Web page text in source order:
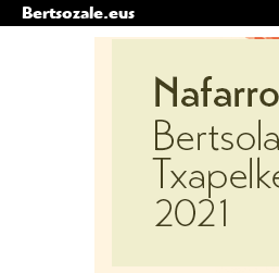
Bertsozale.eus
Edukira
nabigazioara